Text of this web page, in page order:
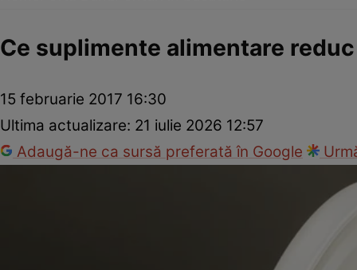
Ce suplimente alimentare
15 februarie 2017 16:30
Ultima actualizare: 21 iulie 2026 12:57
Adaugă-ne ca sursă preferată în Google